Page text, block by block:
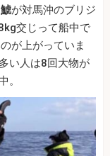
鯱が対馬沖のブリジ
交じって船中で
が上がっていま
い人は8回大物が
。